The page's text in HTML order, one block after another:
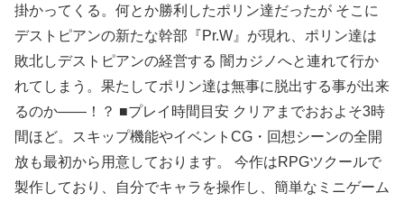
掛かってくる。何とか勝利したポリン達だったが そこに
デストピアンの新たな幹部『Pr.W』が現れ、ポリン達は
敗北しデストピアンの経営する 闇カジノへと連れて行か
れてしまう。果たしてポリン達は無事に脱出する事が出来
るのか――！？ ■プレイ時間目安 クリアまでおおよそ3時
間ほど。スキップ機能やイベントCG・回想シーンの全開
放も最初から用意しております。 今作はRPGツクールで
製作しており、自分でキャラを操作し、簡単なミニゲーム